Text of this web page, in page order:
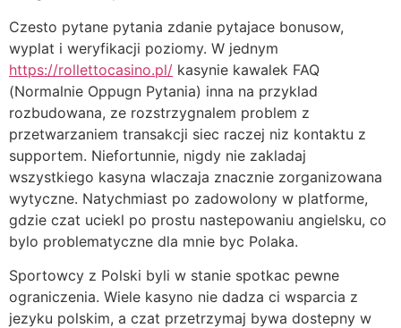
Czesto pytane pytania zdanie pytajace bonusow,
wyplat i weryfikacji poziomy. W jednym
https://rollettocasino.pl/ kasynie kawalek FAQ
(Normalnie Oppugn Pytania) inna na przyklad
rozbudowana, ze rozstrzygnalem problem z
przetwarzaniem transakcji siec raczej niz kontaktu z
supportem. Niefortunnie, nigdy nie zakladaj
wszystkiego kasyna wlaczaja znacznie zorganizowana
wytyczne. Natychmiast po zadowolony w platforme,
gdzie czat uciekl po prostu nastepowaniu angielsku, co
bylo problematyczne dla mnie byc Polaka.
Sportowcy z Polski byli w stanie spotkac pewne
ograniczenia. Wiele kasyno nie dadza ci wsparcia z
jezyku polskim, a czat przetrzymaj bywa dostepny w